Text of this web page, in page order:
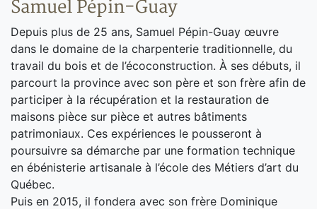
Samuel Pépin-Guay
Depuis plus de 25 ans, Samuel Pépin-Guay œuvre
dans le domaine de la charpenterie traditionnelle, du
travail du bois et de l’écoconstruction. À ses débuts, il
parcourt la province avec son père et son frère afin de
participer à la récupération et la restauration de
maisons pièce sur pièce et autres bâtiments
patrimoniaux. Ces expériences le pousseront à
poursuivre sa démarche par une formation technique
en ébénisterie artisanale à l’école des Métiers d’art du
Québec.
Puis en 2015, il fondera avec son frère Dominique